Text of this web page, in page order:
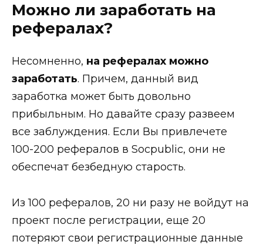
Можно ли заработать на
рефералах?
Несомненно, на рефералах можно
заработать. Причем, данный вид
заработка может быть довольно
прибыльным. Но давайте сразу развеем
все заблуждения. Если Вы привлечете
100-200 рефералов в Socpublic, они не
обеспечат безбедную старость.
Из 100 рефералов, 20 ни разу не войдут на
проект после регистрации, еще 20
потеряют свои регистрационные данные